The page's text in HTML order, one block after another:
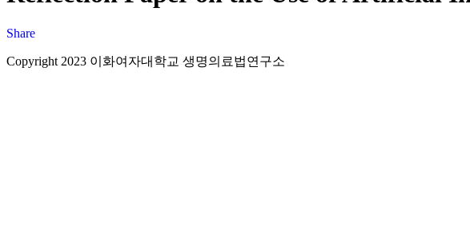
Share
Copyright 2023 이화여자대학교 생명의료법연구소